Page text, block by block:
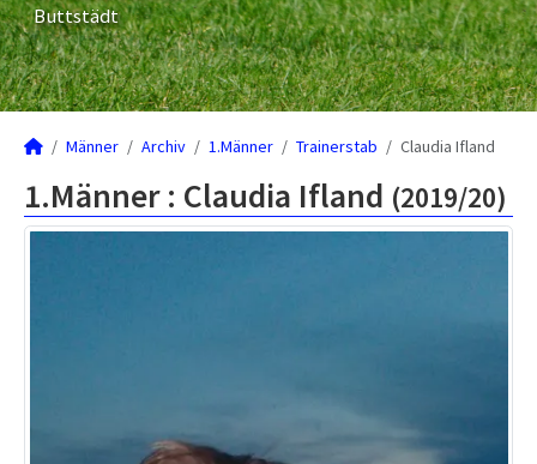
Buttstädt
Männer Archiv 1.Männer Trainerstab Claudia Ifland
1.Männer : Claudia Ifland (2019/20)